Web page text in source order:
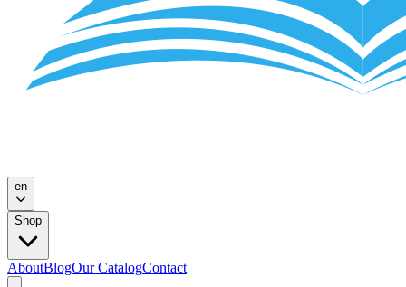
en
Shop
AboutBlogOur CatalogContact